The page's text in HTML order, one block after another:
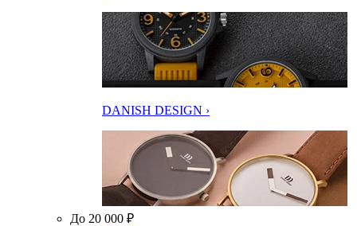
DANISH DESIGN ›
До 20 000 ₽